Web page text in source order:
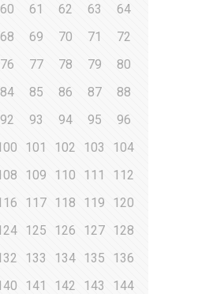
60 61 62 63
64
68 69 70 71
72
76 77 78 79
80
84 85 86 87
88
92 93 94 95
96
101 102 103
104
109 110 111
112
117 118 119
120
125 126 127 128
133 134 135
136
141 142 143
144